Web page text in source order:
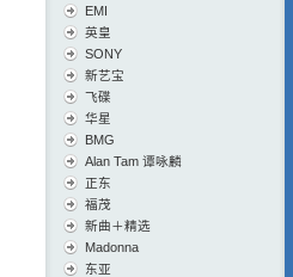
EMI
英皇
SONY
新艺宝
飞碟
华星
BMG
Alan Tam 谭咏麟
正东
福茂
新曲＋精选
Madonna
东亚